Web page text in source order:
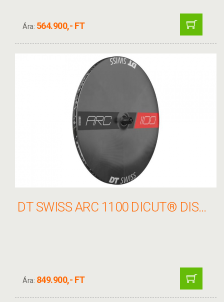
Ára: 564.900,- FT
DT SWISS ARC 1100 DICUT® DISC TELEKERÉK TÁRCSAFÉKES KERÉK HÁTSÓ
Ára: 849.900,- FT